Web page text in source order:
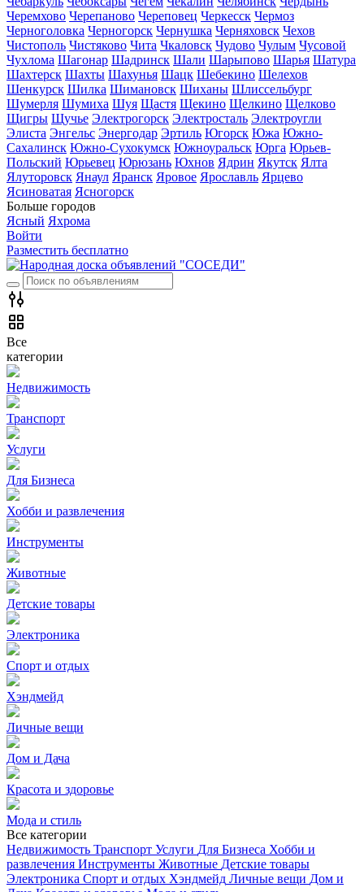
Черемхово Черепаново Череповец Черкесск Чермоз
Черноголовка Черногорск Чернушка Черняховск Чехов
Чистополь Чистяково Чита Чкаловск Чудово Чулым Чусовой
Чухлома Шагонар Шадринск Шали Шарыпово Шарья Шатура
Шахтерск Шахты Шахунья Шацк Шебекино Шелехов
Шенкурск Шилка Шимановск Шиханы Шлиссельбург
Шумерля Шумиха Шуя Щастя Щекино Щелкино Щелково
Щигры Щучье Электрогорск Электросталь Электроугли
Элиста Энгельс Энергодар Эртиль Югорск Южа Южно-
Сахалинск Южно-Сухокумск Южноуральск Юрга Юрьев-
Польский Юрьевец Юрюзань Юхнов Ядрин Якутск Ялта
Ялуторовск Янаул Яранск Яровое Ярославль Ярцево
Ясиноватая Ясногорск
Больше городов
Ясный Яхрома
Войти
Разместить бесплатно
Все
категории
Недвижимость
Транспорт
Услуги
Для Бизнеса
Хобби и развлечения
Инструменты
Животные
Детские товары
Электроника
Спорт и отдых
Хэндмейд
Личные вещи
Дом и Дача
Красота и здоровье
Мода и стиль
Все категории
Недвижимость Транспорт Услуги Для Бизнеса Хобби и
развлечения Инструменты Животные Детские товары
Электроника Спорт и отдых Хэндмейд Личные вещи Дом и